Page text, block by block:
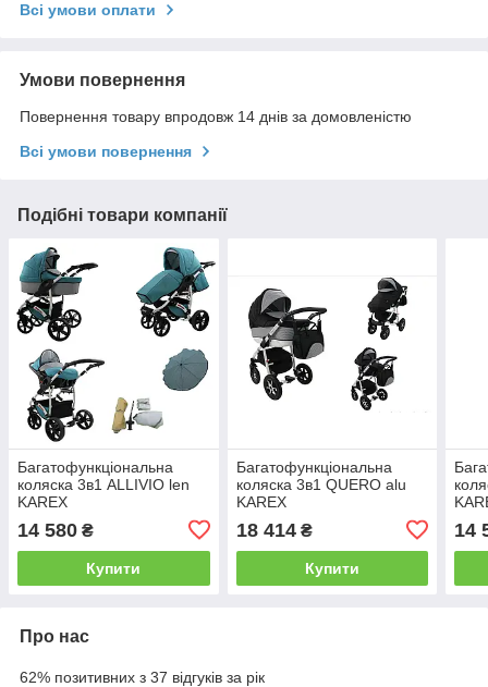
Всі умови оплати
Умови повернення
Повернення товару впродовж 14 днів за домовленістю
Всі умови повернення
Подібні товари компанії
Багатофункціональна
коляска 3в1 ALLIVIO len
KAREX
14 580 ₴
Купити
Багатофункціональна
коляска 3в1 QUERO alu
KAREX
18 414₴
Купити
14
Про нас
62% позитивних з 37 відгуків за рік